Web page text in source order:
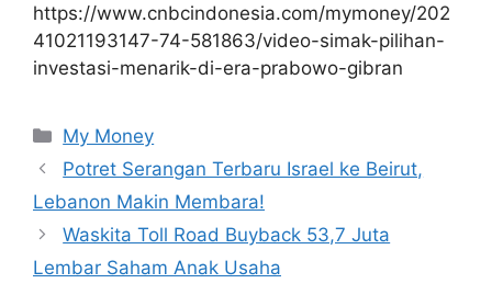
https://www.cnbcindonesia.com/mymoney/202
41021193147-74-581863/video-simak-pilihan-
investasi-menarik-di-era-prabowo-gibran
Kategori
My Money
Potret Serangan Terbaru Israel ke Beirut,
Lebanon Makin Membara!
Waskita Toll Road Buyback 53,7 Juta
Lembar Saham Anak Usaha